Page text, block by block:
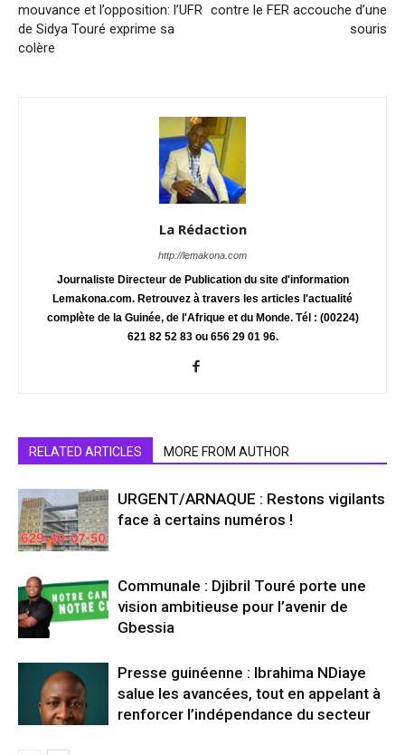
mouvance et l’opposition: l’UFR
de Sidya Touré exprime sa
colère
contre le FER accouche d’une
souris
La Rédaction
http://lemakona.com
Journaliste Directeur de Publication du site d'information
Lemakona.com. Retrouvez à travers les articles l'actualité
complète de la Guinée, de l'Afrique et du Monde. Tél : (00224)
621 82 52 83 ou 656 29 01 96.
RELATED ARTICLES MORE FROM AUTHOR
URGENT/ARNAQUE : Restons vigilants
face à certains numéros !
Communale : Djibril Touré porte une
vision ambitieuse pour l’avenir de
Gbessia
Presse guinéenne : Ibrahima NDiaye
salue les avancées, tout en appelant à
renforcer l’indépendance du secteur